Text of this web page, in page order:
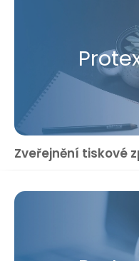
Zveřejnění tiskové